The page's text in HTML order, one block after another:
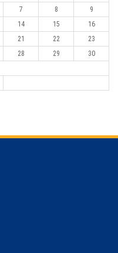
7 8
9
14 15
16
21 22
23
28 29
30